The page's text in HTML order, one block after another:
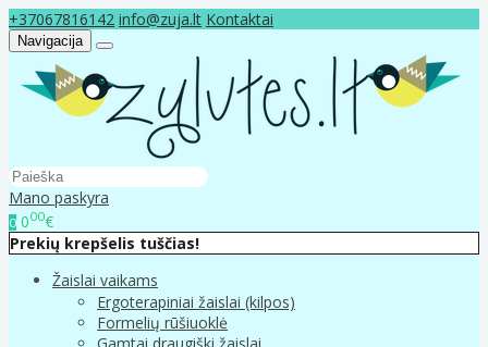
+37067816142 info@zuja.lt Kontaktai
Navigacija
Mano paskyra
0 000€
Prekių krepšelis tuščias!
Žaislai vaikams
Ergoterapiniai žaislai (kilpos)
Formelių rūšiuoklė
Gamtai draugiški žaislai